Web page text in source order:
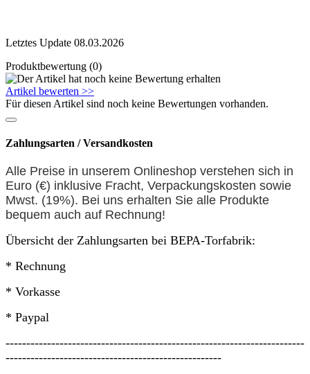
Letztes Update 08.03.2026
Produktbewertung (0)
Artikel bewerten >>
Für diesen Artikel sind noch keine Bewertungen vorhanden.
Zahlungsarten / Versandkosten
Alle Preise in unserem Onlineshop verstehen sich in
Euro (€) inklusive Fracht, Verpackungskosten sowie
Mwst. (19%). Bei uns erhalten Sie alle Produkte
bequem auch auf Rechnung!
Übersicht der Zahlungsarten bei BEPA-Torfabrik:
* Rechnung
* Vorkasse
* Paypal
------------------------------------------------------------------------
----------------------------------------------------